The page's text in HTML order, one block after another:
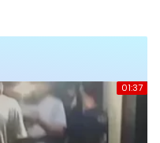
01:37